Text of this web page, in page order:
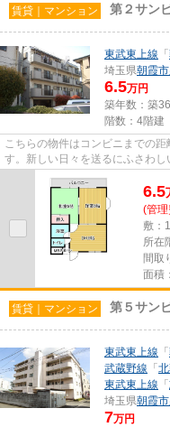
賃貸｜マンション 第２サン
東武東上線 「
埼玉県朝霞市
6.5万円
築年数：築
階数：4階建
こちらの物件はコンビニまでの
す。新しい日々を送るにふさわ
6.5
(管
敷：
所在
間取
面積
賃貸｜マンション 第５サン
東武東上線 「
武蔵野線 「
東武東上線 「
埼玉県朝霞市
7万円